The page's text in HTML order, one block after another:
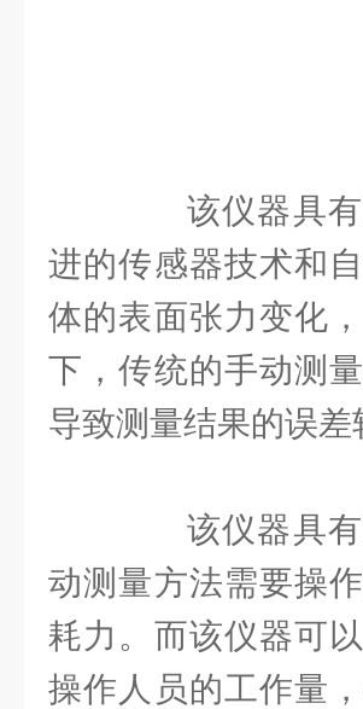
该仪器具有
进的传感器技术和
体的表面张力变化
下，传统的手动测
导致测量结果的误差
该仪器具有
动测量方法需要操
耗力。而该仪器可
操作人员的工作量